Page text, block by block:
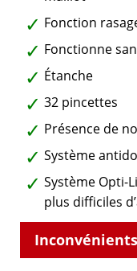
Fonction
Fonctionne
Étanche
32 pincettes
Présence de
Système
Système Opti-
plus difficiles